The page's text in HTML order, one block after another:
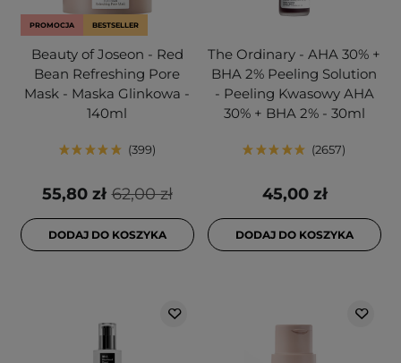
PROMOCJA BESTSELLER
Beauty of Joseon - Red
Bean Refreshing Pore
Mask - Maska Glinkowa -
140ml
399
62,00 zł
55,80 zł
DODAJ DO KOSZYKA
The Ordinary - AHA 30% +
BHA 2% Peeling Solution
- Peeling Kwasowy AHA
30% + BHA 2% - 30ml
2657
45,00 zł
DODAJ DO KOSZYKA